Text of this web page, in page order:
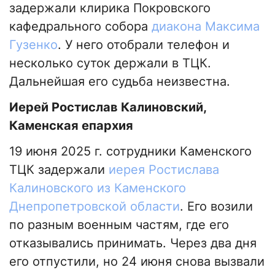
задержали клирика Покровского
кафедрального собора диакона Максима
Гузенко. У него отобрали телефон и
несколько суток держали в ТЦК.
Дальнейшая его судьба неизвестна.
Иерей Ростислав Калиновский,
Каменская епархия
19 июня 2025 г. сотрудники Каменского
ТЦК задержали иерея Ростислава
Калиновского из Каменского
Днепропетровской области. Его возили
по разным военным частям, где его
отказывались принимать. Через два дня
его отпустили, но 24 июня снова вызвали